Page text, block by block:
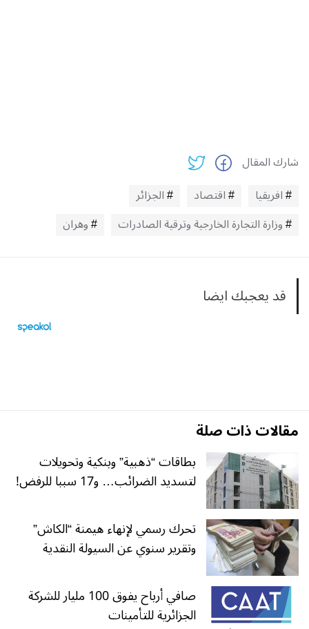
شارك المقال
افريقيا
اقتصاد
الجزائر
وزارة التجارة الخارجية وترقية الصادرات
وهران
قد يعجبك ايضا
مقالات ذات صلة
بطاقات “ذهبية” وبنكية وتحويلات
لتسديد الضرائب… و17 سببا للرفض!
تحرك رسمي لإنهاء هيمنة “الكاش”
وتقرير سنوي عن السيولة النقدية
صافي أرباح يفوق 100 مليار للشركة
الجزائرية للتأمينات